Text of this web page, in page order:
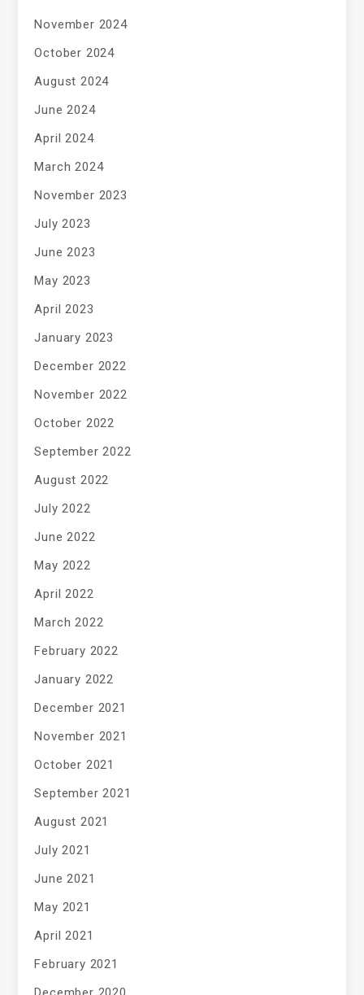
November 2024
October 2024
August 2024
June 2024
April 2024
March 2024
November 2023
July 2023
June 2023
May 2023
April 2023
January 2023
December 2022
November 2022
October 2022
September 2022
August 2022
July 2022
June 2022
May 2022
April 2022
March 2022
February 2022
January 2022
December 2021
November 2021
October 2021
September 2021
August 2021
July 2021
June 2021
May 2021
April 2021
February 2021